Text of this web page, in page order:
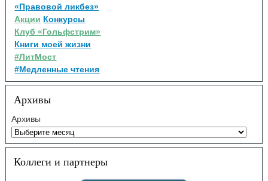
«Правовой ликбез»
Акции Конкурсы
Клуб «Гольфстрим»
Книги моей жизни
#ЛитМост
#Медленные чтения
Архивы
Архивы
Коллеги и партнеры